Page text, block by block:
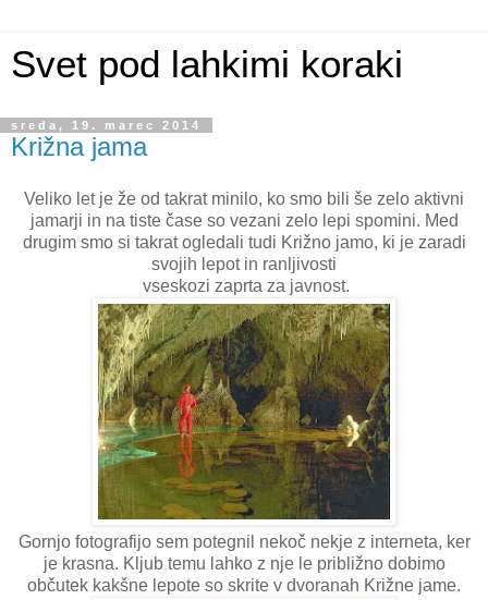
Svet pod lahkimi koraki
sreda, 19. marec 2014
Križna jama
Veliko let je že od takrat minilo, ko smo bili še zelo aktivni
jamarji in na tiste čase so vezani zelo lepi spomini. Med
drugim smo si takrat ogledali tudi Križno jamo, ki je zaradi
svojih lepot in ranljivosti
vseskozi zaprta za javnost.
Gornjo fotografijo sem potegnil nekoč nekje z interneta, ker
je krasna. Kljub temu lahko z nje le približno dobimo
občutek kakšne lepote so skrite v dvoranah Križne jame.